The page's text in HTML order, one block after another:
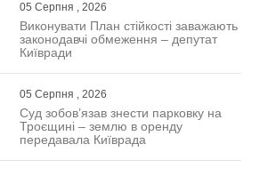
05 Серпня , 2026
Виконувати План стійкості заважають
законодавчі обмеження – депутат
Київради
05 Серпня , 2026
Суд зобов’язав знести парковку на
Троєщині – землю в оренду
передавала Київрада